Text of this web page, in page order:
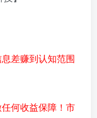
差赚到认知范围
何收益保障！市